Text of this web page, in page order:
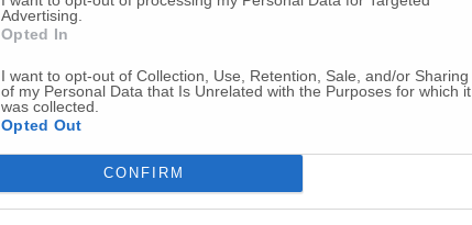
Advertising.
Opted In
I want to opt-out of Collection, Use, Retention, Sale, and/or Sharing
of my Personal Data that Is Unrelated with the Purposes for which it
was collected.
Opted Out
CONFIRM
arrestano i due ladri